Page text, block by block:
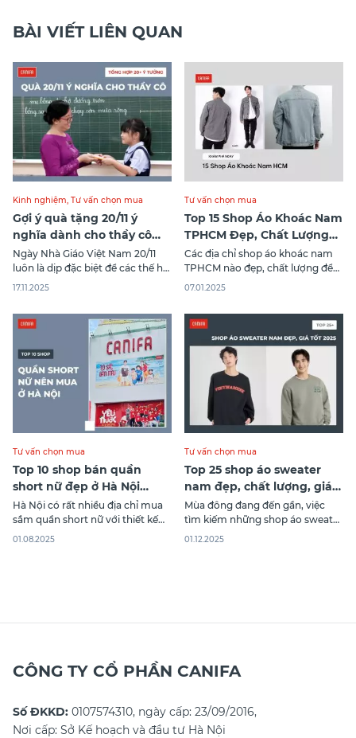
BÀI VIẾT LIÊN QUAN
Kinh nghiệm, Tư vấn chọn mua
Gợi ý quà tặng 20/11 ý
nghĩa dành cho thầy cô
giáo kính yêu
Ngày Nhà Giáo Việt Nam 20/11
luôn là dịp đặc biệt để các thế hệ
học sinh tri ân công lao dạy dỗ
ý nghĩa và thể hiện được tấm
lòng chân thành là điều không
hề
17.11.2025
Tư vấn chọn mua
Top 15 Shop Áo Khoác Nam
TPHCM Đẹp, Chất Lượng
Nhất
Các địa chỉ shop áo khoác nam
TPHCM nào đẹp, chất lượng để
các chàng trai tìm kiếm khi
này, Canifa sẽ cùng bạn tìm hiểu
15 shop áo khoác nam đẹp ở Sài
Gòn, phù hợp với
07.01.2025
Tư vấn chọn mua
Top 10 shop bán quần
short nữ đẹp ở Hà Nội
đáng mua nhất
Hà Nội có rất nhiều địa chỉ mua
sắm quần short nữ với thiết kế
đa dạng, từ năng động đến
01.08.2025
Tư vấn chọn mua
Top 25 shop áo sweater
nam đẹp, chất lượng, giá
tốt nhất 2026
Mùa đông đang đến gần, việc
tìm kiếm những shop áo sweater
nam đẹp chất lượng trở thành
01.12.2025
CÔNG TY CỔ PHẦN CANIFA
Số ĐKKD: 0107574310, ngày cấp: 23/09/2016,
Nơi cấp: Sở Kế hoạch và đầu tư Hà Nội